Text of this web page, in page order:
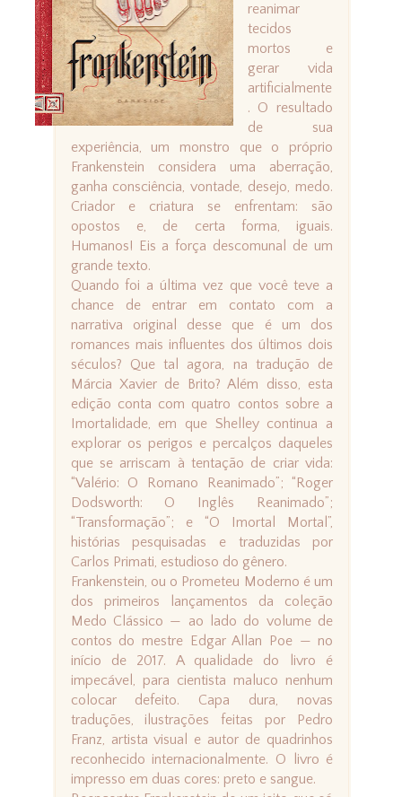
reanimar
tecidos
mortos e
gerar vida
artificialmente
. O resultado
de sua
experiência, um monstro que o próprio
Frankenstein considera uma aberração,
ganha consciência, vontade, desejo, medo.
Criador e criatura se enfrentam: são
opostos e, de certa forma, iguais.
Humanos! Eis a força descomunal de um
grande texto.
Quando foi a última vez que você teve a
chance de entrar em contato com a
narrativa original desse que é um dos
romances mais influentes dos últimos dois
séculos? Que tal agora, na tradução de
Márcia Xavier de Brito? Além disso, esta
edição conta com quatro contos sobre a
Imortalidade, em que Shelley continua a
explorar os perigos e percalços daqueles
que se arriscam à tentação de criar vida:
“Valério: O Romano Reanimado”; “Roger
Dodsworth: O Inglês Reanimado”;
“Transformação”; e “O Imortal Mortal”,
histórias pesquisadas e traduzidas por
Carlos Primati, estudioso do gênero.
Frankenstein, ou o Prometeu Moderno é um
dos primeiros lançamentos da coleção
Medo Clássico — ao lado do volume de
contos do mestre Edgar Allan Poe — no
início de 2017. A qualidade do livro é
impecável, para cientista maluco nenhum
colocar defeito. Capa dura, novas
traduções, ilustrações feitas por Pedro
Franz, artista visual e autor de quadrinhos
reconhecido internacionalmente. O livro é
impresso em duas cores: preto e sangue.